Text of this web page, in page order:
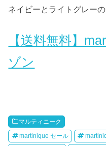
ネイビーとライトグレー
【送料無料】
ゾン
マルティニーク
martinique セール